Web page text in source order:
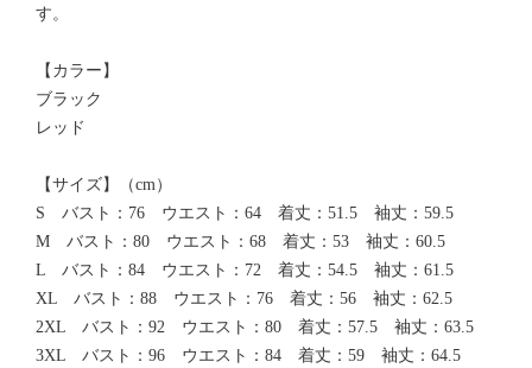
す。
【カラー】
ブラック
レッド
【サイズ】（cm）
S バスト：76 ウエスト：64 着丈：51.5 袖丈：59.5
M バスト：80 ウエスト：68 着丈：53 袖丈：60.5
L バスト：84 ウエスト：72 着丈：54.5 袖丈：61.5
XL バスト：88 ウエスト：76 着丈：56 袖丈：62.5
2XL バスト：92 ウエスト：80 着丈：57.5 袖丈：63.5
3XL バスト：96 ウエスト：84 着丈：59 袖丈：64.5